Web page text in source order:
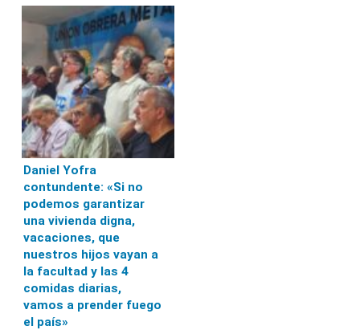
Daniel Yofra
contundente: «Si no
podemos garantizar
una vivienda digna,
vacaciones, que
nuestros hijos vayan a
la facultad y las 4
comidas diarias,
vamos a prender fuego
el país»